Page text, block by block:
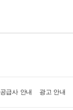
급사 안내 광고 안내